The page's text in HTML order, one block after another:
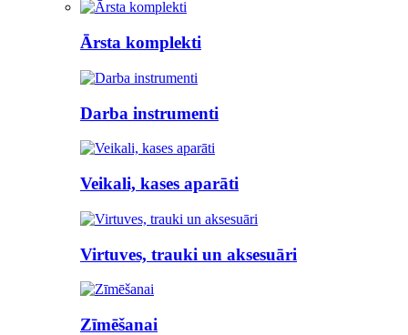
Ārsta komplekti
Darba instrumenti
Veikali, kases aparāti
Virtuves, trauki un aksesuāri
Zīmēšanai